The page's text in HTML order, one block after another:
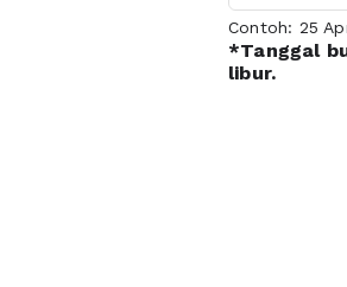
Contoh: 25
*Tanggal
libur.